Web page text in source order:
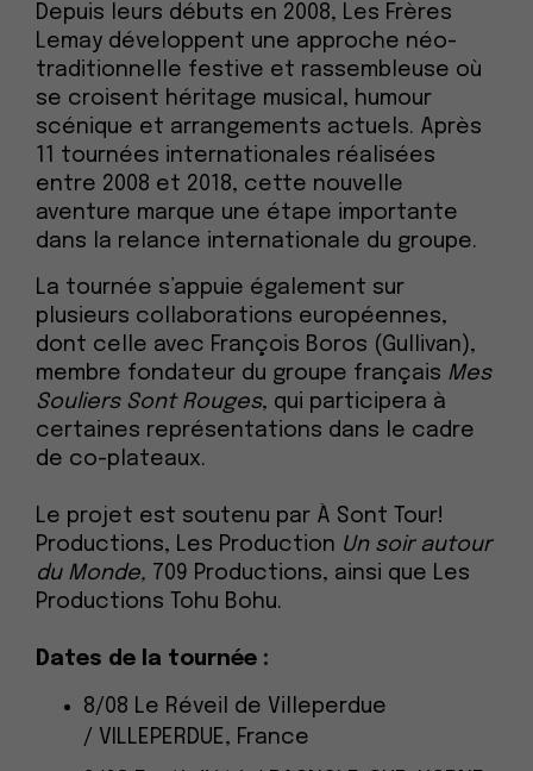
Depuis leurs débuts en 2008, Les Frères
Lemay développent une approche néo-
traditionnelle festive et rassembleuse où
se croisent héritage musical, humour
scénique et arrangements actuels. Après
11 tournées internationales réalisées
entre 2008 et 2018, cette nouvelle
aventure marque une étape importante
dans la relance internationale du groupe.
La tournée s’appuie également sur
plusieurs collaborations européennes,
dont celle avec François Boros (Gullivan),
membre fondateur du groupe français Mes
Souliers Sont Rouges, qui participera à
certaines représentations dans le cadre
de co-plateaux.
Le projet est soutenu par À Sont Tour!
Productions, Les Production Un soir autour
du Monde, 709 Productions, ainsi que Les
Productions Tohu Bohu.
Dates de la tournée :
8/08 Le Réveil de Villeperdue
/ VILLEPERDUE, France